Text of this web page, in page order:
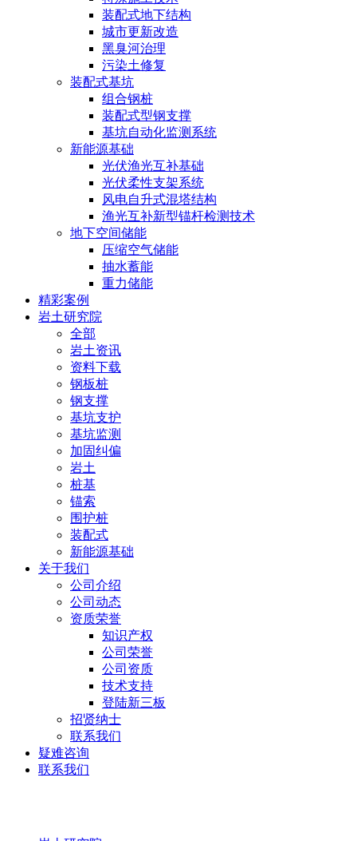
装配式地下结构
城市更新改造
黑臭河治理
污染土修复
装配式基坑
组合钢桩
装配式型钢支撑
基坑自动化监测系统
新能源基础
光伏渔光互补基础
光伏柔性支架系统
风电自升式混塔结构
渔光互补新型锚杆检测技术
地下空间储能
压缩空气储能
抽水蓄能
重力储能
精彩案例
岩土研究院
全部
岩土资讯
资料下载
钢板桩
钢支撑
基坑支护
基坑监测
加固纠偏
岩土
桩基
锚索
围护桩
装配式
新能源基础
关于我们
公司介绍
公司动态
资质荣誉
知识产权
公司荣誉
公司资质
技术支持
登陆新三板
招贤纳士
联系我们
疑难咨询
联系我们